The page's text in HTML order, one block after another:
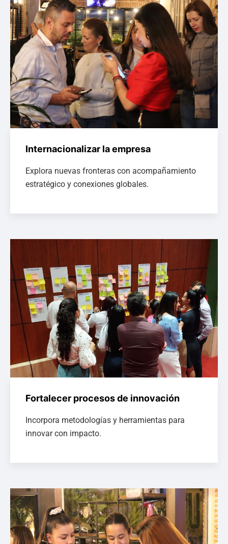
Internacionalizar la empresa
Explora nuevas fronteras con acompañamiento
estratégico y conexiones globales.
Fortalecer procesos de innovación
Incorpora metodologías y herramientas para
innovar con impacto.